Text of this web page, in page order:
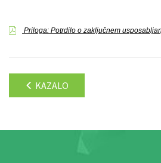
Priloga: Potrdilo o zaključnem
KAZALO